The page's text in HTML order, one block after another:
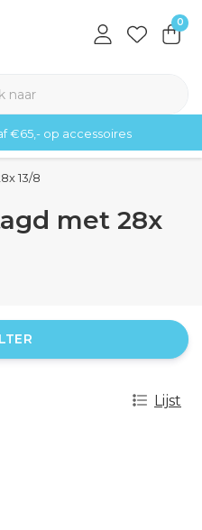
0
€65,- op accessoires
13/8
met 28x
Lijst